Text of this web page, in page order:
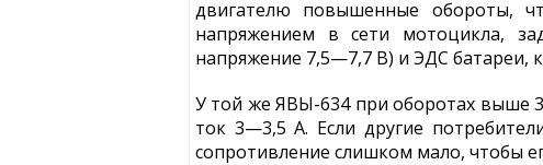
двигателю повышенные обороты,
напряжением в сети мотоцикла,
напряжение 7,5—7,7 В) и ЭДС батареи,
У той же ЯВЫ-634 при оборотах выше
ток 3—3,5 А. Если другие
сопротивление слишком мало, чтобы